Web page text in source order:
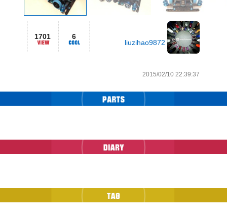
1701 6
liuzihao9872
2015/02/10 22:39:37